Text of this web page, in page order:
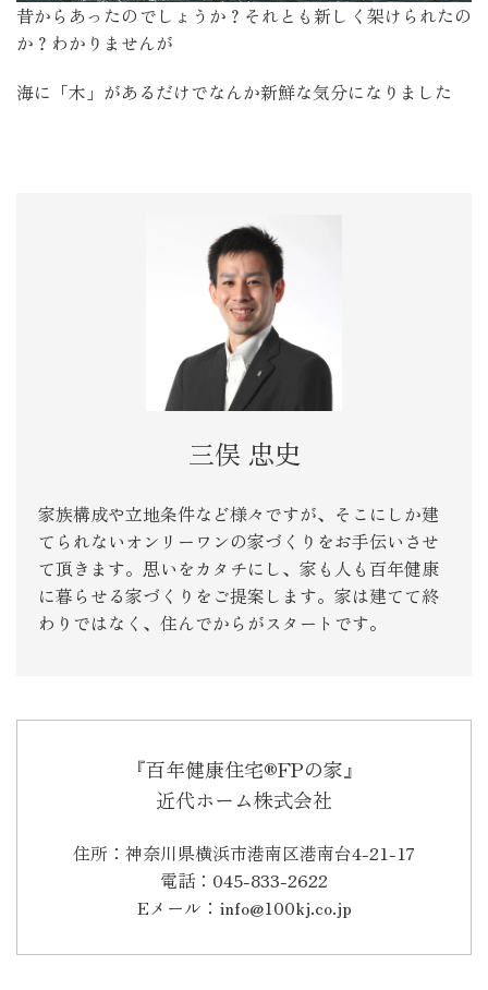
昔からあったのでしょうか？それとも新しく架けられたの
か？わかりませんが
海に「木」があるだけでなんか新鮮な気分になりました
三俣 忠史
家族構成や立地条件など様々ですが、そこにしか建
てられないオンリーワンの家づくりをお手伝いさせ
て頂きます。思いをカタチにし、家も人も百年健康
に暮らせる家づくりをご提案します。家は建てて終
わりではなく、住んでからがスタートです。
『百年健康住宅®FPの家』
近代ホーム株式会社
住所：神奈川県横浜市港南区港南台4-21-17
電話：045-833-2622
Eメール：info@100kj.co.jp